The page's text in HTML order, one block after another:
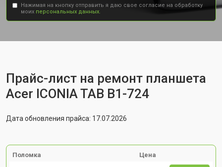
Нажимая на кнопку отправить я даю свое согласие на обработку
моих персональных данных.
Прайс-лист на ремонт планшета
Acer ICONIA TAB B1-724
Дата обновления прайса: 17.07.2026
Поломка Цена